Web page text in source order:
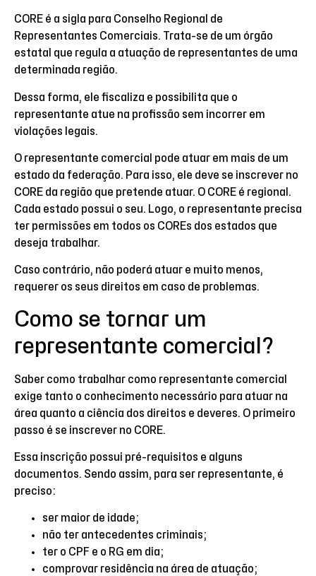
CORE é a sigla para Conselho Regional de
Representantes Comerciais. Trata-se de um órgão
estatal que regula a atuação de representantes de uma
determinada região.
Dessa forma, ele fiscaliza e possibilita que o
representante atue na profissão sem incorrer em
violações legais.
O representante comercial pode atuar em mais de um
estado da federação. Para isso, ele deve se inscrever no
CORE da região que pretende atuar. O CORE é regional.
Cada estado possui o seu. Logo, o representante precisa
ter permissões em todos os COREs dos estados que
deseja trabalhar.
Caso contrário, não poderá atuar e muito menos,
requerer os seus direitos em caso de problemas.
Como se tornar um
representante comercial?
Saber como trabalhar como representante comercial
exige tanto o conhecimento necessário para atuar na
área quanto a ciência dos direitos e deveres. O primeiro
passo é se inscrever no CORE.
Essa inscrição possui pré-requisitos e alguns
documentos. Sendo assim, para ser representante, é
preciso:
ser maior de idade;
não ter antecedentes criminais;
ter o CPF e o RG em dia;
comprovar residência na área de atuação;